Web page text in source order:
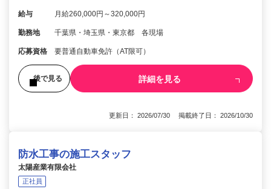
給与 月給260,000円～320,000円
勤務地 千葉県・埼玉県・東京都 各現場
応募資格 要普通自動車免許（AT限可）
後で見る 詳細を見る
更新日： 2026/07/30 掲載終了日： 2026/10/30
防水工事の施工スタッフ
太陽産業有限会社
正社員